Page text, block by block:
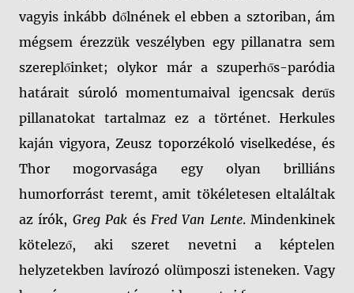
vagyis inkább dőlnének el ebben a sztoriban, ám
mégsem érezzük veszélyben egy pillanatra sem
szereplőinket; olykor már a szuperhős-paródia
határait súroló momentumaival igencsak derűs
pillanatokat tartalmaz ez a történet. Herkules
kaján vigyora, Zeusz toporzékoló viselkedése, és
Thor mogorvasága egy olyan brilliáns
humorforrást teremt, amit tökéletesen eltaláltak
az írók, Greg Pak és Fred Van Lente. Mindenkinek
kötelező, aki szeret nevetni a képtelen
helyzetekben lavírozó olümposzi isteneken. Vagy